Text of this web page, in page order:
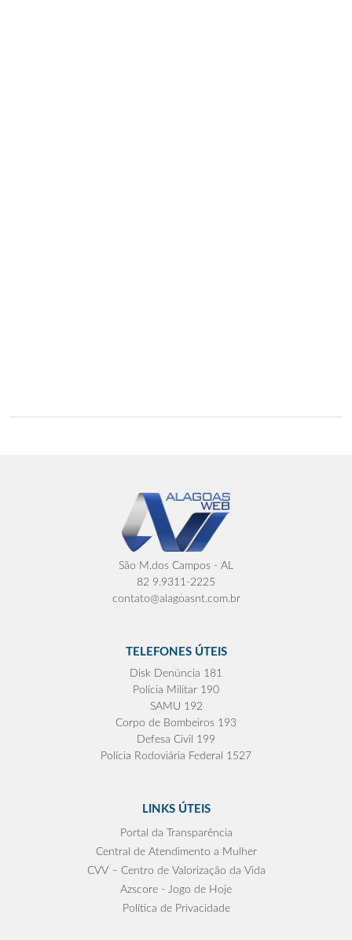
São M.dos Campos - AL
82 9.9311-2225
contato@alagoasnt.com.br
TELEFONES ÚTEIS
Disk Denúncia 181
Polícia Militar 190
SAMU 192
Corpo de Bombeiros 193
Defesa Civil 199
Polícia Rodoviária Federal 1527
LINKS ÚTEIS
Portal da Transparência
Central de Atendimento a Mulher
CVV – Centro de Valorização da Vida
Azscore - Jogo de Hoje
Política de Privacidade